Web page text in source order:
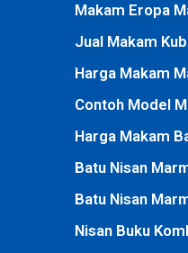
Makam Eropa
Jual Makam
Harga Makam
Contoh Model
Harga Makam
Batu Nisan
Batu Nisan
Nisan Buku